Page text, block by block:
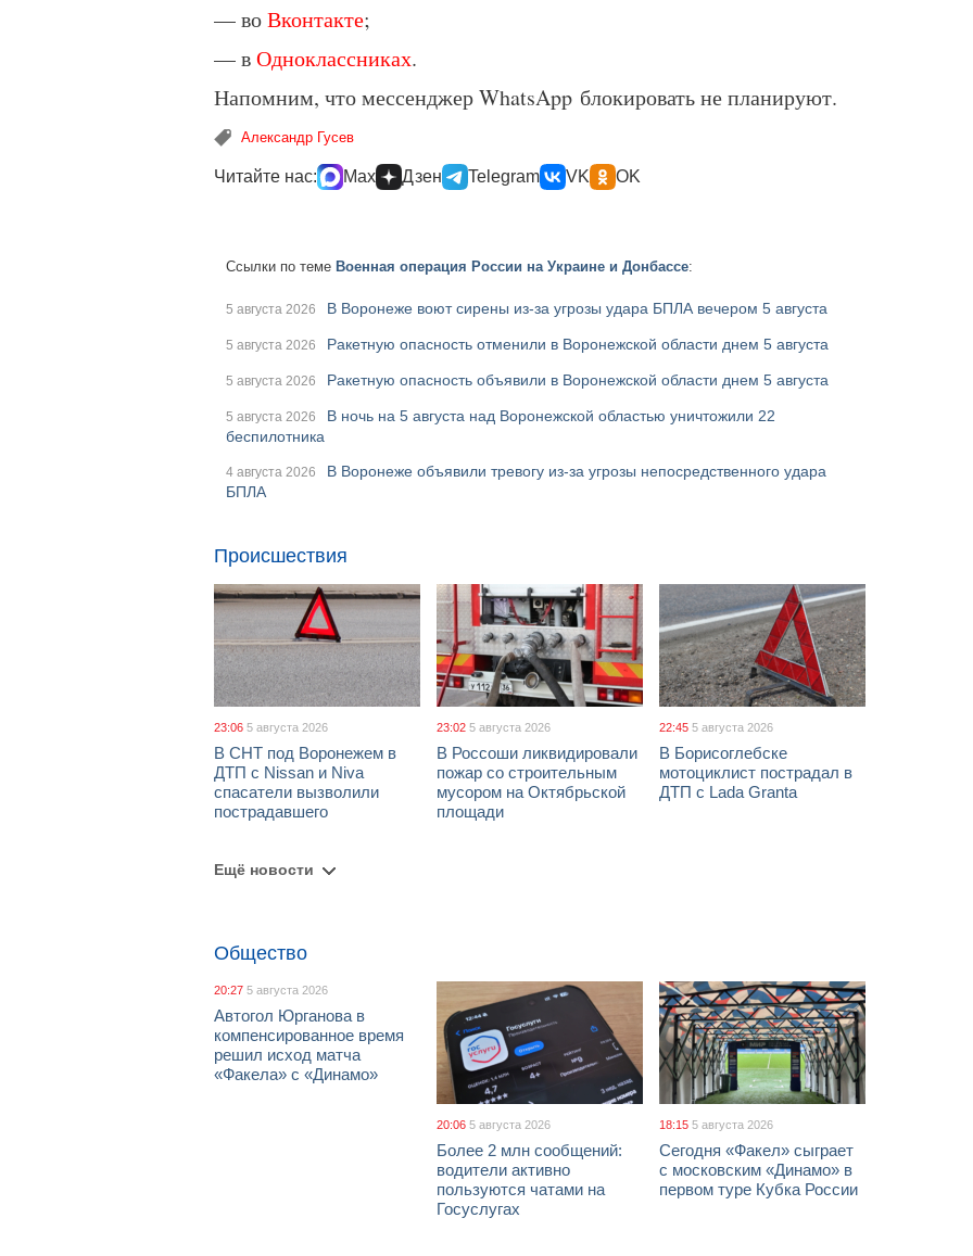
— воВконтакте;
— вОдноклассниках.
Напомним, что мессенджер WhatsApp блокировать не планируют.
Александр Гусев
Читайте нас: Max Дзен Telegram VK OK
Ссылки по теме Военная операция России на Украине и Донбассе:
5 августа 2026 В Воронеже воют сирены из-за угрозы удара БПЛА вечером 5 августа
5 августа 2026 Ракетную опасность отменили в Воронежской области днем 5 августа
5 августа 2026 Ракетную опасность объявили в Воронежской области днем 5 августа
5 августа 2026
В ночь на 5 августа над Воронежской областью уничтожили 22
беспилотника
4 августа 2026
В Воронеже объявили тревогу из-за угрозы непосредственного удара
БПЛА
Происшествия
23:06 5 августа 2026
В СНТ под Воронежем в
ДТП с Nissan и Niva
спасатели вызволили
пострадавшего
23:02 5 августа 2026
В Россоши ликвидировали
пожар со строительным
мусором на Октябрьской
площади
22:45 5 августа 2026
В Борисоглебске
мотоциклист пострадал в
ДТП с Lada Granta
Ещё новости
Общество
20:27 5 августа 2026
Автогол Юрганова в
компенсированное время
решил исход матча
«Факела» с «Динамо»
20:06 5 августа 2026
Более 2 млн сообщений:
водители активно
пользуются чатами на
Госуслугах
18:15 5 августа 2026
Сегодня «Факел» сыграет
с московским «Динамо» в
первом туре Кубка России